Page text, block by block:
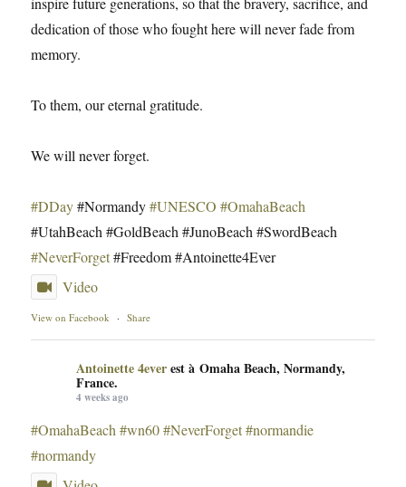
dedication of those who fought here will never fade from
memory.
To them, our eternal gratitude.
We will never forget.
#DDay#Normandy#UNESCO #OmahaBeach
#UtahBeach #GoldBeach #JunoBeach #SwordBeach
#NeverForget#Freedom #Antoinette4Ever
Video
View on Facebook · Share
Antoinette 4ever est à Omaha Beach, Normandy,
France.
4 weeks ago
#OmahaBeach #wn60 #NeverForget #normandie
#normandy